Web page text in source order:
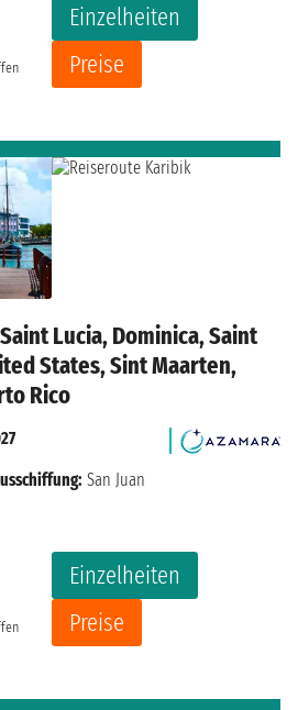
Einzelheiten
Preise
Lucia, Dominica, Saint
States, Sint Maarten,
Rico
Einzelheiten
Preise
San Juan